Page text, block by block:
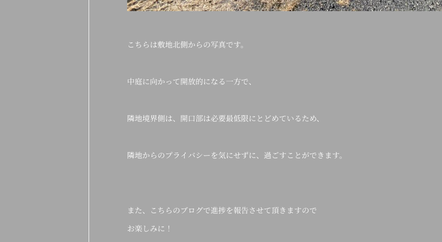
こちらは敷地北側からの写真です。
中庭に向かって開放的になる一方で、
隣地境界側は、開口部は必要最低限にとどめているため、
隣地からのプライバシーを気にせずに、過ごすことができます。
また、こちらのブログで進捗を報告させて頂きますので
お楽しみに！